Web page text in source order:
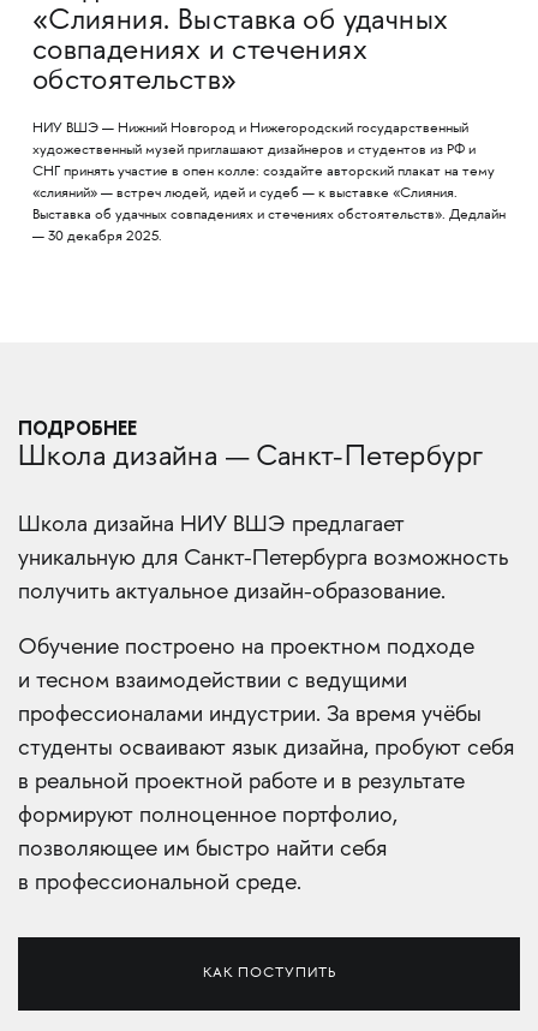
«Слияния. Выставка об удачных
совпадениях и стечениях
обстоятельств»
НИУ ВШЭ — Нижний Новгород и Нижегородский государственный
художественный музей приглашают дизайнеров и студентов из РФ и
СНГ принять участие в опен колле: создайте авторский плакат на тему
«слияний» — встреч людей, идей и судеб — к выставке «Слияния.
Выставка об удачных совпадениях и стечениях обстоятельств». Дедлайн
— 30 декабря 2025.
ПОДРОБНЕЕ
Школа дизайна — Санкт-Петербург
Школа дизайна НИУ ВШЭ предлагает
уникальную для Санкт-Петербурга возможность
получить актуальное дизайн-образование.
Обучение построено на проектном подходе
и тесном взаимодействии с ведущими
профессионалами индустрии. За время учёбы
студенты осваивают язык дизайна, пробуют себя
в реальной проектной работе и в результате
формируют полноценное портфолио,
позволяющее им быстро найти себя
в профессиональной среде.
КАК ПОСТУПИТЬ